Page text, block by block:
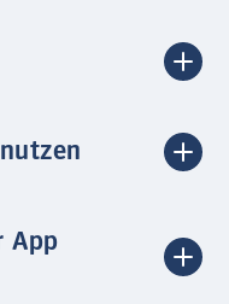
App